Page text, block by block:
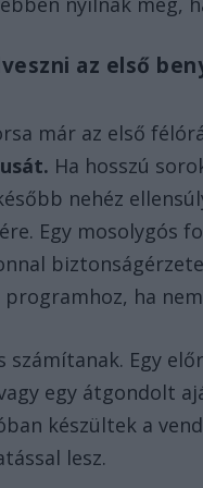
az első
már az első
Ha hosszú
nehéz
Egy mosolygós
programhoz, ha
számítanak. Egy
egy átgondolt
készültek a
lesz.